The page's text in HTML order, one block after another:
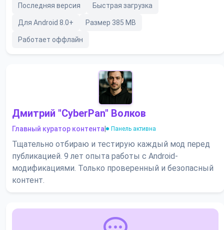
Последняя версия Быстрая загрузка
Для Android 8.0+ Размер 385 MB
Работает оффлайн
Дмитрий "CyberPan" Волков
Главный куратор контента Панель активна
Тщательно отбираю и тестирую каждый мод перед
публикацией. 9 лет опыта работы с Android-
модификациями. Только проверенный и безопасный
контент.